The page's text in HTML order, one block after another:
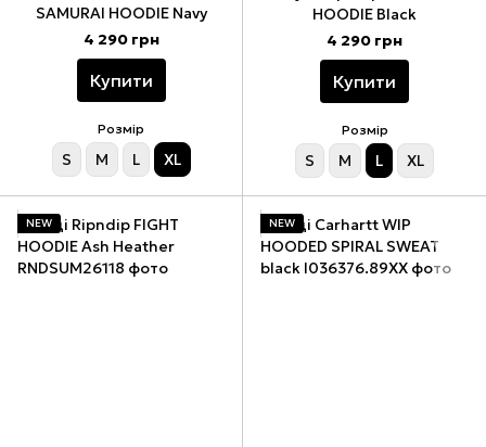
SAMURAI HOODIE Navy
4 290 грн
Купити
Розмір
S M L XL
HOODIE Black
4 290 грн
Купити
Розмір
S M L XL
NEW NEW